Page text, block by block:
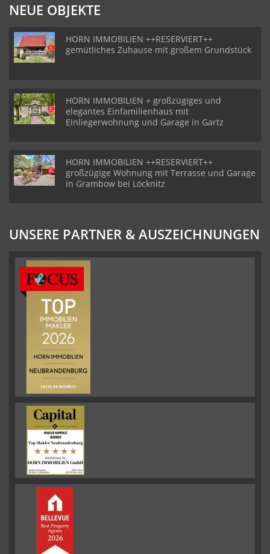
NEUE OBJEKTE
HORN IMMOBILIEN ++RESERVIERT++
gemütliches Zuhause mit großem Grundstück
HORN IMMOBILIEN + großzügiges und
elegantes Einfamilienhaus mit
Einliegerwohnung und Garage in Gartz
HORN IMMOBILIEN ++RESERVIERT++
großzügige Wohnung mit Terrasse und Garage
in Grambow bei Löcknitz
UNSERE PARTNER & AUSZEICHNUNGEN